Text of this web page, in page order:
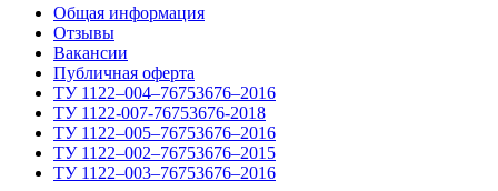
Общая информация
Отзывы
Вакансии
Публичная оферта
ТУ 1122–004–76753676–2016
ТУ 1122-007-76753676-2018
ТУ 1122–005–76753676–2016
ТУ 1122–002–76753676–2015
ТУ 1122–003–76753676–2016